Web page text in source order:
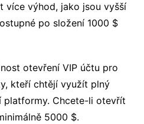
více výhod, jako jsou vyšší
po složení 1000 $
otevření VIP účtu pro
kteří chtějí využít plný
Chcete-li otevřít
5000 $.